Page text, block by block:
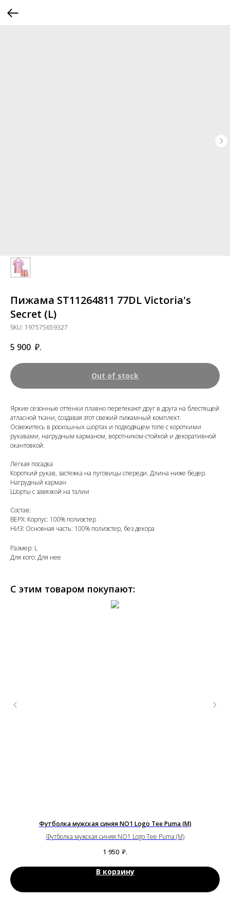
Пижама ST11264811 77DL Victoria's
Secret (L)
SKU: 197575659327
5 900 ₽.
Out of stock
Яркие сезонные оттенки плавно перетекают друг в друга на блестящей
атласной ткани, создавая этот свежий пижамный комплект.
Освежитесь в роскошных шортах и подходящем топе с короткими
рукавами, нагрудным карманом, воротником-стойкой и декоративной
окантовкой.
Легкая посадка
Короткий рукав, застежка на пуговицы спереди. Длина ниже бедер.
Нагрудный карман
Шорты с завязкой на талии
Состав:
ВЕРХ: Корпус: 100% полиэстер
НИЗ: Основная часть: 100% полиэстер, без декора
Размер: L
Для кого: Для нее
С этим товаром покупают:
Футболка мужская синяя NO1 Logo Tee Puma (M)
Футболка мужская синяя NO1 Logo Tee Puma (M)
1 950 ₽.
В корзину